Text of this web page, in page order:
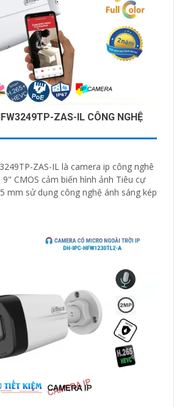
ZAS-IL CÔNG NGHỆ
ZAS-IL là camera ip công nghê
9" CMOS cảm biến hình ảnh Tiêu cự
mm sử dụng công nghệ ánh sáng kép